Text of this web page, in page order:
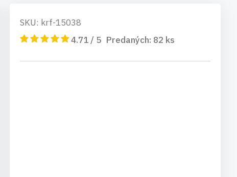
SKU: krf-15038
4.71 / 5 Predaných: 82 ks